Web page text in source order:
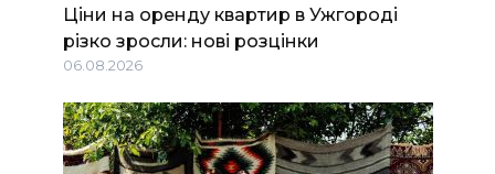
Ціни на оренду квартир в Ужгороді
різко зросли: нові розцінки
06.08.2026